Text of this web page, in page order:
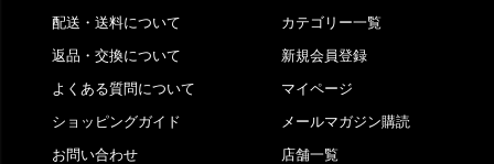
配送・送料について
返品・交換について
よくある質問について
ショッピングガイド
お問い合わせ
カテゴリー一覧
新規会員登録
マイページ
メールマガジン購読
店舗一覧